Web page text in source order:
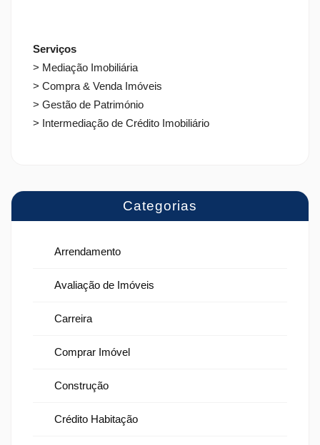
Serviços
> Mediação Imobiliária
> Compra & Venda Imóveis
> Gestão de Património
> Intermediação de Crédito Imobiliário
Categorias
Arrendamento
Avaliação de Imóveis
Carreira
Comprar Imóvel
Construção
Crédito Habitação